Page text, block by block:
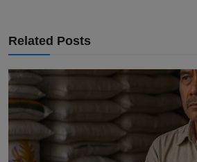
Related Posts